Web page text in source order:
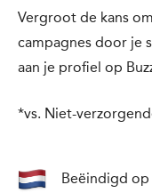
Vergroot de kans
campagnes door je
aan je profiel op
*vs. Niet-
Beëindigd op